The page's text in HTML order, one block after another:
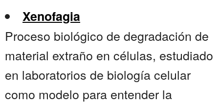
Xenofagia
Proceso biológico de degradación de
material extraño en células, estudiado
en laboratorios de biología celular
como modelo para entender la